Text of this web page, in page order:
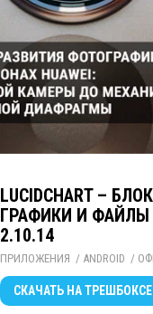
LUCIDCHART –
ГРАФИКИ И ФАЙЛЫ
2.10.14
ПРИЛОЖЕНИЯ / ANDROID /
СКАЧАТЬ НА ТРЕШБОКСЕ